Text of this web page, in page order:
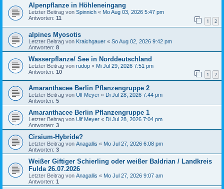
Alpenpflanze in Höhleneingang
Letzter Beitrag von Spinnich « Mo Aug 03, 2026 5:47 pm
Antworten: 11 1 2
alpines Myosotis
Letzter Beitrag von Kraichgauer « So Aug 02, 2026 9:42 pm
Antworten: 8
Wasserpflanze/ See in Norddeutschland
Letzter Beitrag von rudop « Mi Jul 29, 2026 7:51 pm
Antworten: 10 1 2
Amaranthacee Berlin Pflanzengruppe 2
Letzter Beitrag von Ulf Meyer « Di Jul 28, 2026 7:44 pm
Antworten: 5
Amaranthacee Berlin Pflanzengruppe 1
Letzter Beitrag von Ulf Meyer « Di Jul 28, 2026 7:04 pm
Antworten: 3
Cirsium-Hybride?
Letzter Beitrag von Anagallis « Mo Jul 27, 2026 6:08 pm
Antworten: 3
Weißer Giftiger Schierling oder weißer Baldrian / Landkreis
Fulda 26.07.2026
Letzter Beitrag von Anagallis « Mo Jul 27, 2026 9:07 am
Antworten: 1